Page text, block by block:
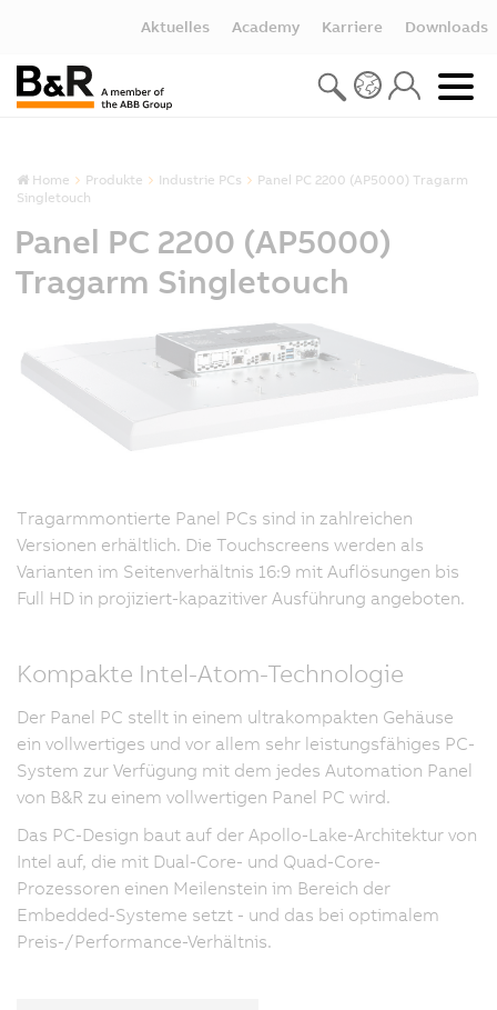
Aktuelles Academy Karriere Downloads
Home Produkte Industrie PCs
Panel PC 2200 (AP5000) Tragarm
Singletouch
Panel PC 2200 (AP5000)
Tragarm Singletouch
Tragarmmontierte Panel PCs sind in zahlreichen
Versionen erhältlich. Die Touchscreens werden als
Varianten im Seitenverhältnis 16:9 mit Auflösungen bis
Full HD in projiziert-kapazitiver Ausführung angeboten.
Kompakte Intel-Atom-Technologie
Der Panel PC stellt in einem ultrakompakten Gehäuse
ein vollwertiges und vor allem sehr leistungsfähiges PC-
System zur Verfügung mit dem jedes Automation Panel
von B&R zu einem vollwertigen Panel PC wird.
Das PC-Design baut auf der Apollo-Lake-Architektur von
Intel auf, die mit Dual-Core- und Quad-Core-
Prozessoren einen Meilenstein im Bereich der
Embedded-Systeme setzt - und das bei optimalem
Preis-/Performance-Verhältnis.